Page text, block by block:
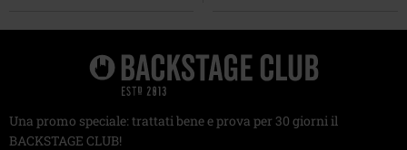
Una promo speciale: trattati bene e prova per 30 giorni il
BACKSTAGE CLUB!